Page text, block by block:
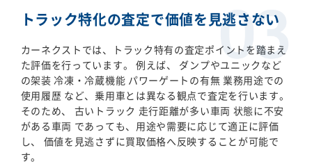
トラック特化の査定で価値を見逃さない
カーネクストでは、トラック特有の査定ポイントを踏まえ
た評価を行っています。 例えば、 ダンプやユニックなど
の架装 冷凍・冷蔵機能 パワーゲートの有無 業務用途での
使用履歴 など、乗用車とは異なる観点で査定を行います。
そのため、 古いトラック 走行距離が多い車両 状態に不安
がある車両 であっても、用途や需要に応じて適正に評価
し、 価値を見逃さずに買取価格へ反映することが可能で
す。